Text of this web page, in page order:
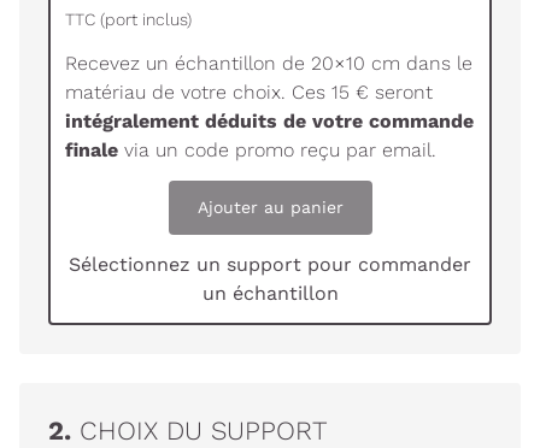
TTC (port inclus)
Recevez un échantillon de 20×10 cm dans le
matériau de votre choix. Ces 15 € seront
intégralement déduits de votre commande
finale via un code promo reçu par email.
Ajouter au panier
Sélectionnez un support pour commander
un échantillon
2. CHOIX DU SUPPORT